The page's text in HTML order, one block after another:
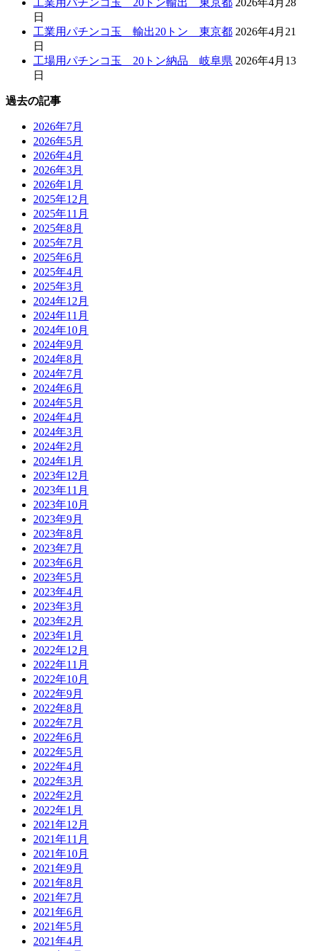
日
工業用パチンコ玉 輸出20トン 東京都 2026年4月21
日
工場用パチンコ玉 20トン納品 岐阜県 2026年4月13
日
過去の記事
2026年7月
2026年5月
2026年4月
2026年3月
2026年1月
2025年12月
2025年11月
2025年8月
2025年7月
2025年6月
2025年4月
2025年3月
2024年12月
2024年11月
2024年10月
2024年9月
2024年8月
2024年7月
2024年6月
2024年5月
2024年4月
2024年3月
2024年2月
2024年1月
2023年12月
2023年11月
2023年10月
2023年9月
2023年8月
2023年7月
2023年6月
2023年5月
2023年4月
2023年3月
2023年2月
2023年1月
2022年12月
2022年11月
2022年10月
2022年9月
2022年8月
2022年7月
2022年6月
2022年5月
2022年4月
2022年3月
2022年2月
2022年1月
2021年12月
2021年11月
2021年10月
2021年9月
2021年8月
2021年7月
2021年6月
2021年5月
2021年4月